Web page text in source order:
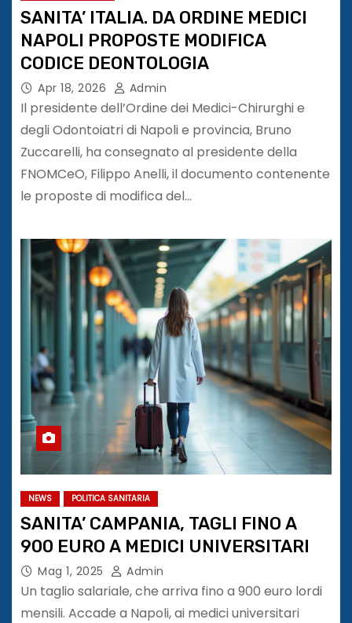
SANITA’ ITALIA. DA ORDINE MEDICI
NAPOLI PROPOSTE MODIFICA
CODICE DEONTOLOGIA
Apr 18, 2026 Admin
Il presidente dell’Ordine dei Medici-Chirurghi e
degli Odontoiatri di Napoli e provincia, Bruno
Zuccarelli, ha consegnato al presidente della
FNOMCeO, Filippo Anelli, il documento contenente
le proposte di modifica del…
NEWS POLITICA SANITARIA
SANITA’ CAMPANIA, TAGLI FINO A
900 EURO A MEDICI UNIVERSITARI
Mag 1, 2025 Admin
Un taglio salariale, che arriva fino a 900 euro lordi
mensili. Accade a Napoli, ai medici universitari